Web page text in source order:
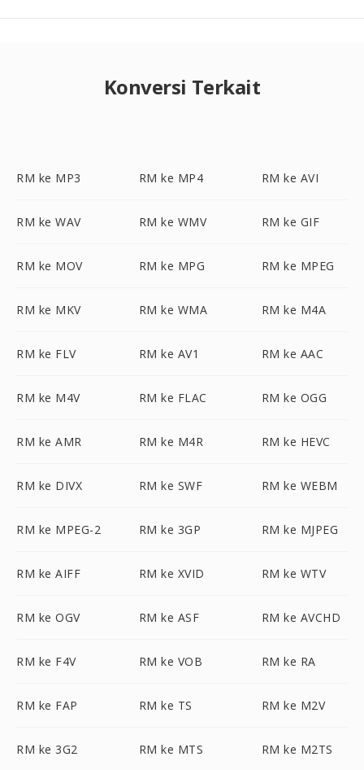
Konversi Terkait
RM ke MP3 RM ke MP4 RM ke AVI
RM ke WAV RM ke WMV RM ke GIF
RM ke MOV RM ke MPG RM ke MPEG
RM ke MKV RM ke WMA RM ke M4A
RM ke FLV RM ke AV1 RM ke AAC
RM ke M4V RM ke FLAC RM ke OGG
RM ke AMR RM ke M4R RM ke HEVC
RM ke DIVX RM ke SWF RM ke WEBM
RM ke MPEG-2 RM ke 3GP RM ke MJPEG
RM ke AIFF RM ke XVID RM ke WTV
RM ke OGV RM ke ASF RM ke AVCHD
RM ke F4V RM ke VOB RM ke RA
RM ke FAP RM ke TS RM ke M2V
RM ke 3G2 RM ke MTS RM ke M2TS